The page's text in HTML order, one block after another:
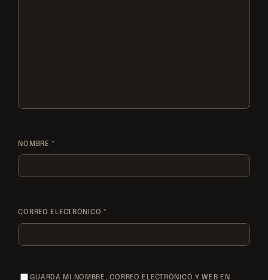
NOMBRE *
CORREO ELECTRÓNICO *
GUARDA MI NOMBRE, CORREO ELECTRÓNICO Y WEB EN